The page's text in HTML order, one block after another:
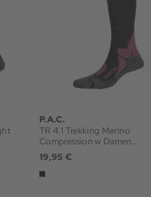
P.A.C.
TR 4.1 Trekking Merino
Compression w Damen
Wandersocken
19,95 €